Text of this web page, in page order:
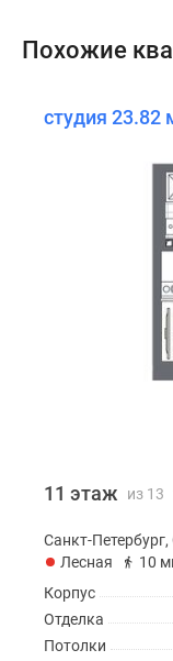
Похожие
студия 23.82
11 этаж из 13
Санкт-
Лесная
10
Корпус
Отделка
Потолки